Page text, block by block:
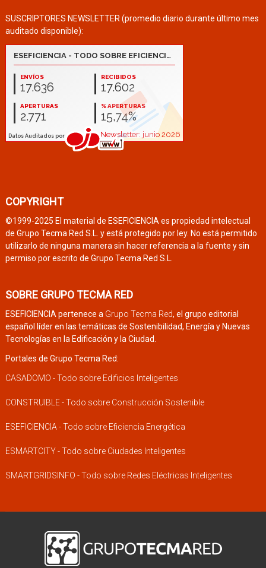
SUSCRIPTORES NEWSLETTER (promedio diario durante último mes
auditado disponible):
COPYRIGHT
©1999-2025 El material de ESEFICIENCIA es propiedad intelectual
de Grupo Tecma Red S.L. y está protegido por ley. No está permitido
utilizarlo de ninguna manera sin hacer referencia a la fuente y sin
permiso por escrito de Grupo Tecma Red S.L.
SOBRE GRUPO TECMA RED
ESEFICIENCIA pertenece a Grupo Tecma Red, el grupo editorial
español líder en las temáticas de Sostenibilidad, Energía y Nuevas
Tecnologías en la Edificación y la Ciudad.
Portales de Grupo Tecma Red:
CASADOMO - Todo sobre Edificios Inteligentes
CONSTRUIBLE - Todo sobre Construcción Sostenible
ESEFICIENCIA - Todo sobre Eficiencia Energética
ESMARTCITY - Todo sobre Ciudades Inteligentes
SMARTGRIDSINFO - Todo sobre Redes Eléctricas Inteligentes